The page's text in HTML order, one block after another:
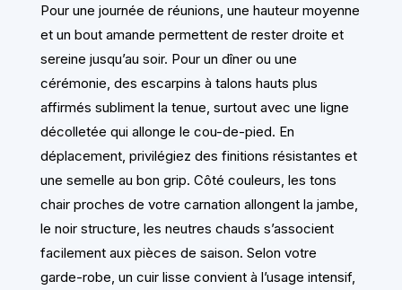
Pour une journée de réunions, une hauteur moyenne
et un bout amande permettent de rester droite et
sereine jusqu’au soir. Pour un dîner ou une
cérémonie, des escarpins à talons hauts plus
affirmés subliment la tenue, surtout avec une ligne
décolletée qui allonge le cou-de-pied. En
déplacement, privilégiez des finitions résistantes et
une semelle au bon grip. Côté couleurs, les tons
chair proches de votre carnation allongent la jambe,
le noir structure, les neutres chauds s’associent
facilement aux pièces de saison. Selon votre
garde-robe, un cuir lisse convient à l’usage intensif,